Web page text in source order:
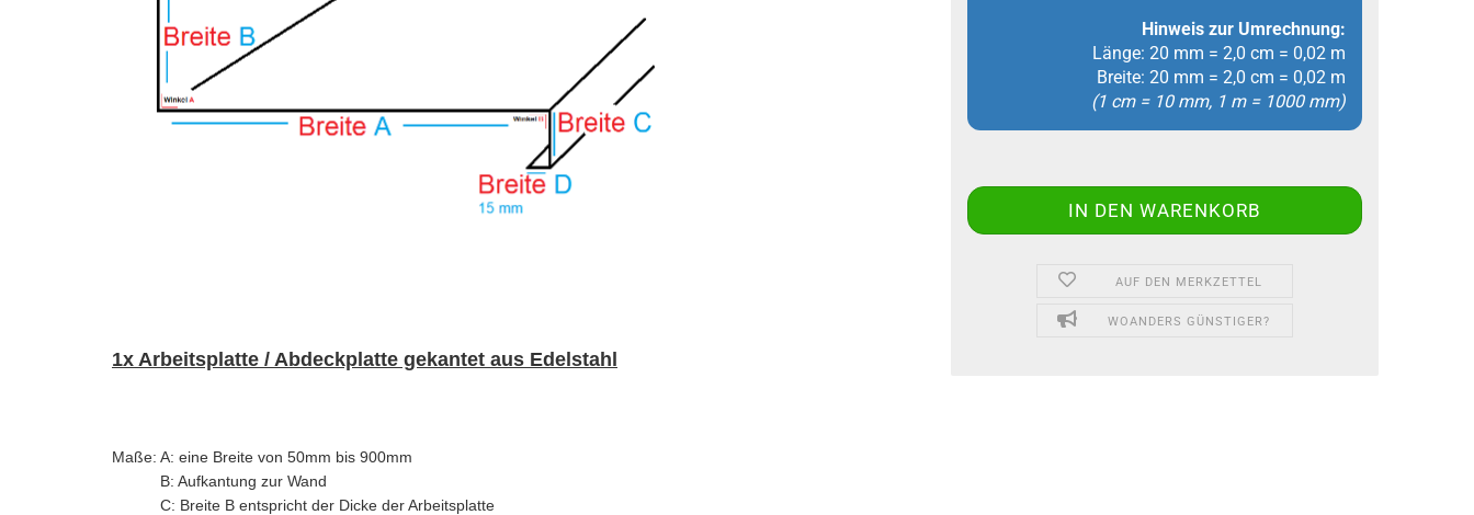
Hinweis zur Umrechnung:
Länge: 20 mm = 2,0 cm = 0,02 m
Breite: 20 mm = 2,0 cm = 0,02 m
(1 cm = 10 mm, 1 m = 1000 mm)
AUF DEN MERKZETTEL
WOANDERS GÜNSTIGER?
1x Arbeitsplatte / Abdeckplatte gekantet aus Edelstahl
Maße: A: eine Breite von 50mm bis 900mm
B: Aufkantung zur Wand
C: Breite B entspricht der Dicke der Arbeitsplatte